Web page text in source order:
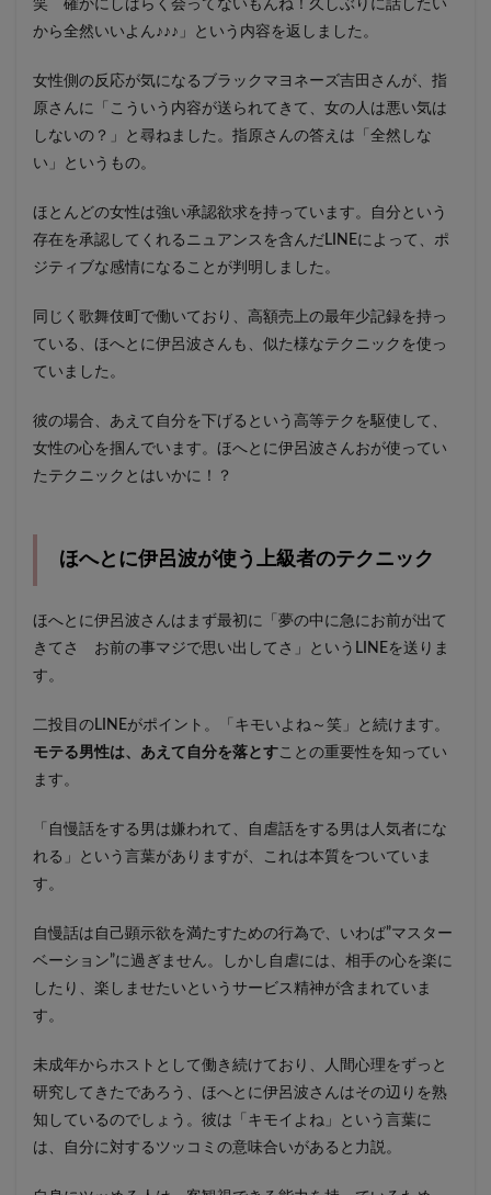
笑 確かにしばらく会ってないもんね！久しぶりに話したい
から全然いいよん♪♪♪」という内容を返しました。
女性側の反応が気になるブラックマヨネーズ吉田さんが、指
原さんに「こういう内容が送られてきて、女の人は悪い気は
しないの？」と尋ねました。指原さんの答えは「全然しな
い」というもの。
ほとんどの女性は強い承認欲求を持っています。自分という
存在を承認してくれるニュアンスを含んだLINEによって、ポ
ジティブな感情になることが判明しました。
同じく歌舞伎町で働いており、高額売上の最年少記録を持っ
ている、ほへとに伊呂波さんも、似た様なテクニックを使っ
ていました。
彼の場合、あえて自分を下げるという高等テクを駆使して、
女性の心を掴んでいます。ほへとに伊呂波さんおが使ってい
たテクニックとはいかに！？
ほへとに伊呂波が使う上級者のテクニック
ほへとに伊呂波さんはまず最初に「夢の中に急にお前が出て
きてさ お前の事マジで思い出してさ」というLINEを送りま
す。
二投目のLINEがポイント。「キモいよね～笑」と続けます。
モテる男性は、あえて自分を落とす ことの重要性を知ってい
ます。
「自慢話をする男は嫌われて、自虐話をする男は人気者にな
れる」という言葉がありますが、これは本質をついていま
す。
自慢話は自己顕示欲を満たすための行為で、いわば”マスター
ベーション”に過ぎません。しかし自虐には、相手の心を楽に
したり、楽しませたいというサービス精神が含まれていま
す。
未成年からホストとして働き続けており、人間心理をずっと
研究してきたであろう、ほへとに伊呂波さんはその辺りを熟
知しているのでしょう。彼は「キモイよね」という言葉に
は、自分に対するツッコミの意味合いがあると力説。